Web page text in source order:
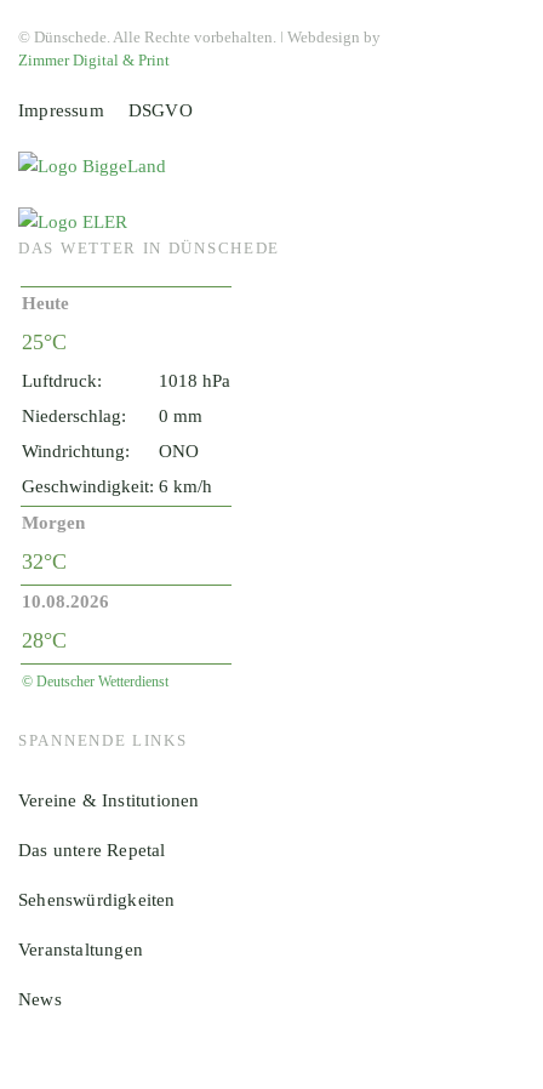
© Dünschede. Alle Rechte vorbehalten. ǀ Webdesign by
Zimmer Digital & Print
Impressum DSGVO
DAS WETTER IN DÜNSCHEDE
Heute
25°C
Luftdruck:
1018 hPa
Niederschlag:
0 mm
Windrichtung:
ONO
Geschwindigkeit: 6 km/h
Morgen
32°C
10.08.2026
28°C
© Deutscher Wetterdienst
SPANNENDE LINKS
Vereine & Institutionen
Das untere Repetal
Sehenswürdigkeiten
Veranstaltungen
News